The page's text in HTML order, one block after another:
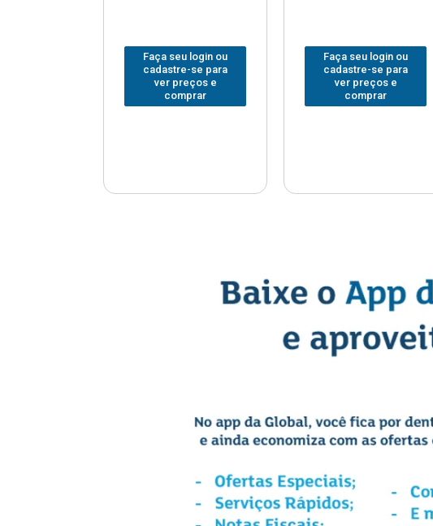
Faça seu login ou
cadastre-se para
ver preços e
comprar
Faça seu login ou
cadastre-se para
ver preços e
comprar